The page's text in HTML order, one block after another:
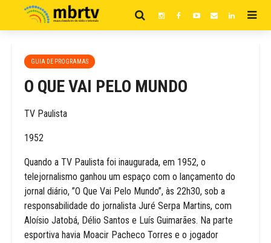
GUIA DE PROGRAMAS
O QUE VAI PELO MUNDO
TV Paulista
1952
Quando a TV Paulista foi inaugurada, em 1952, o
telejornalismo ganhou um espaço com o lançamento do
jornal diário, ”O Que Vai Pelo Mundo”, às 22h30, sob a
responsabilidade do jornalista Juré Serpa Martins, com
Aloísio Jatobá, Délio Santos e Luís Guimarães. Na parte
esportiva havia Moacir Pacheco Torres e o jogador